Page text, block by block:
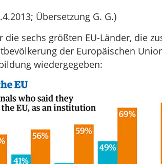
Übersetzung G. G.)
die sechs größten EU-Länder, die
der Europäischen
wiedergegeben: